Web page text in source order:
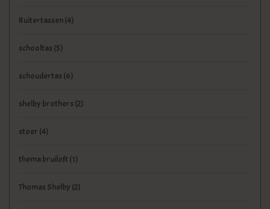
Ruitertassen (4)
schooltas (5)
schoudertas (6)
shelby brothers (2)
stoer (4)
thema bruiloft (1)
Thomas Shelby (2)